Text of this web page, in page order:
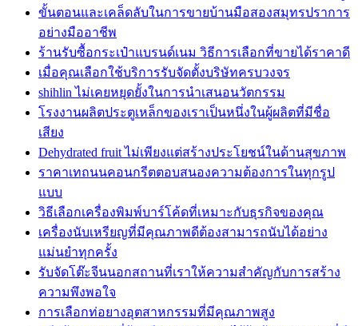
ขั้นตอนและเคล็ดลับในการขายบ้านมือสองสมุทรปราการ
อย่างมืออาชีพ
ร้านรับซื้อกระเป๋าแบรนด์เนม วิธีการเลือกที่ขายได้ราคาดี
เมื่อคุณเลือกใช้บริการรับจัดตั้งบริษัทครบวงจร
shihlin ไม่เคยหยุดยั้งในการนำเสนอนวัตกรรม
โรงงานผลิตประตูเหล็กของเราเป็นหนึ่งในผู้ผลิตที่มีชื่อ
เสียง
Dehydrated fruit ไม่เพียงแต่สร้างประโยชน์ในด้านสุขภาพ
ราคาเทถนนคอนกรีตตอบสนองความต้องการในทุกรูป
แบบ
วิธีเลือกเครื่องพิมพ์บาร์โค้ดที่เหมาะกับธุรกิจของคุณ
เครื่องนับเหรียญที่มีคุณภาพดีต้องสามารถนับได้อย่าง
แม่นยำทุกครั้ง
รับจัดโต๊ะจีนนอกสถานที่เราให้ความสำคัญกับการสร้าง
ความพึงพอใจ
การเลือกท่อยางอุตสาหกรรมที่มีคุณภาพสูง